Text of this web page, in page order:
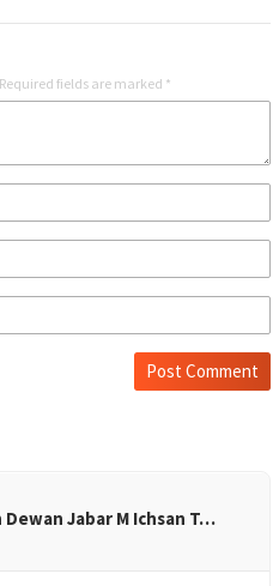
Required fields are marked *
Jabar M Ichsan T…